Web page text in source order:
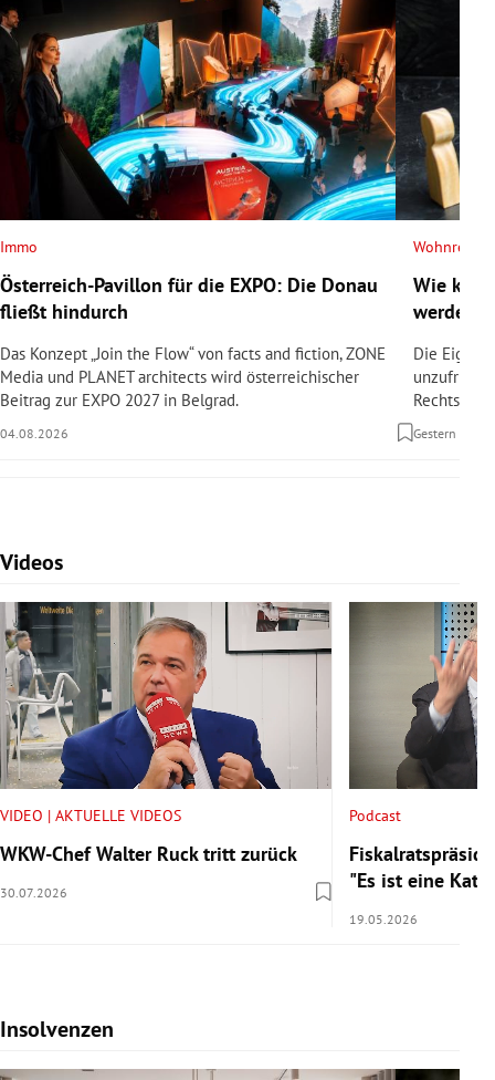
Immo
Österreich-Pavillon für die EXPO: Die Donau
fließt hindurch
Das Konzept „Join the Flow“ von facts and fiction, ZONE
Media und PLANET architects wird österreichischer
Beitrag zur EXPO 2027 in Belgrad.
04.08.2026
Wohnrecht
Wie
werden?
Die
Gestern
Videos
Slide 1 von 7
VIDEO | AKTUELLE VIDEOS
WKW-Chef Walter Ruck tritt zurück
30.07.2026
Podcast
"Es ist eine
19.05.2026
Insolvenzen
Slide 1 von 7